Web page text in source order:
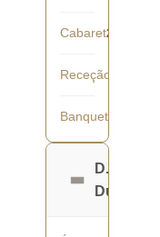
Cabaret21
Receção
Banquete
D.
Duarte